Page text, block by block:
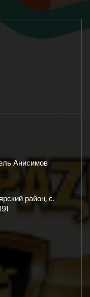
Анисимов
район, с.